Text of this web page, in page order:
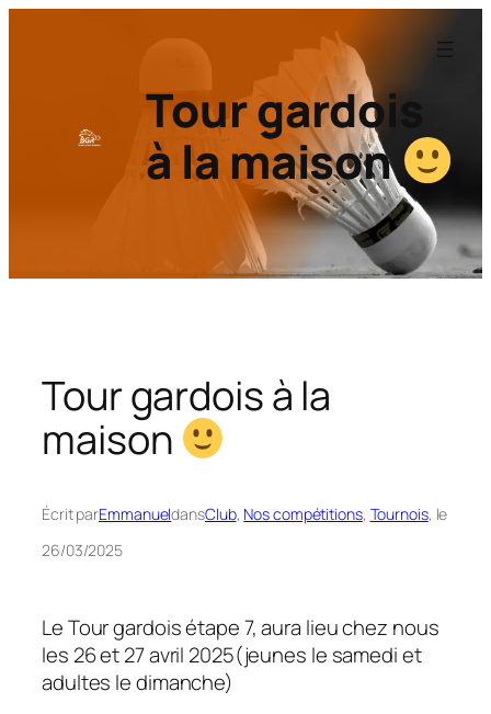
Tour gardois
à la maison
Tour gardois à la
maison
Écrit parEmmanueldansClub, Nos compétitions, Tournois, le
26/03/2025
Le Tour gardois étape 7, aura lieu chez nous
les 26 et 27 avril 2025(jeunes le samedi et
adultes le dimanche)